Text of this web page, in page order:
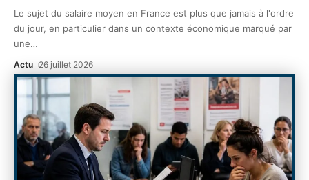
Le sujet du salaire moyen en France est plus que jamais à l'ordre
du jour, en particulier dans un contexte économique marqué par
une…
Actu 26 juillet 2026